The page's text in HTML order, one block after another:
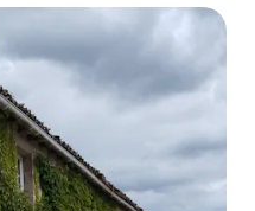
appréciés